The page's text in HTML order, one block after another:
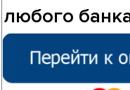
любого